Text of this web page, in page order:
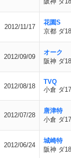
2012/11/17
花園S
京都 ダ
2012/09/09
オーク
阪神 ダ
2012/08/18
TVQ
小倉 ダ
2012/07/28
唐津特
小倉 ダ
2012/06/24
城崎特
阪神 ダ